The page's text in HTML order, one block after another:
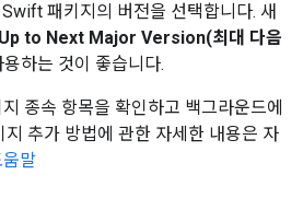
패키지의 버전을 선택합니다. 새
Up to Next Major Version(최대 다음
용하는 것이 좋습니다.
종속 항목을 확인하고 백그라운드에
지 추가 방법에 관한 자세한 내용은 자
말